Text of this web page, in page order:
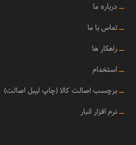
ــ درباره ما
ــتماس با ما
ــراهکار ها
ــ استخدام
ــبرچسب اصالت کالا (چاپ لیبل اصالت)
ــنرم افزار انبار